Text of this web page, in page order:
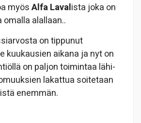
myösAlfa Lavalista joka on
alallaan..
on tippunut
kuukausien aikana ja nyt on
on paljon toimintaa lähi-
lakattua soitetaan
enemmän.